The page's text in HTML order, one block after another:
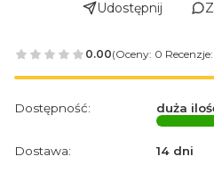
Udostępnij
0.00(Oceny: 0
Dostępność:
duża
Dostawa:
14 dni